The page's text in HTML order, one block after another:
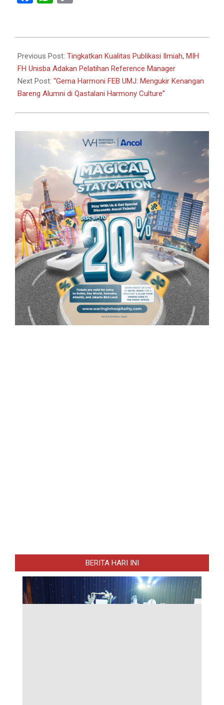
01-
10
Previous Post: Tingkatkan Kualitas Publikasi Ilmiah, MIH
FH Unisba Adakan Pelatihan Reference Manager
Next Post: “Gema Harmoni FEB UMJ: Mengukir Kenangan
Bareng Alumni di Qastalani Harmony Culture”
BERITA HARI INI